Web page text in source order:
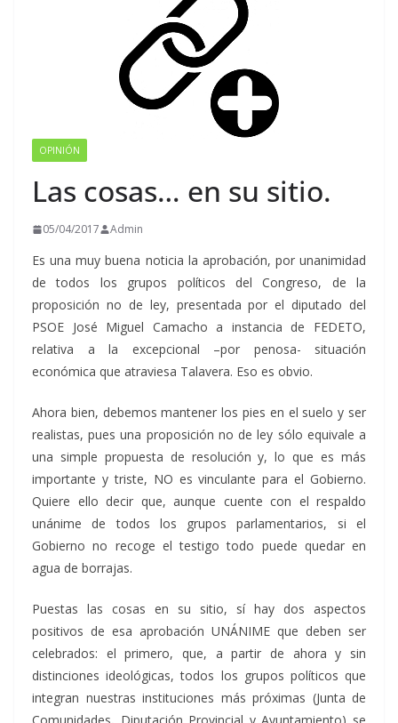
OPINIÓN
Las cosas… en su sitio.
05/04/2017 Admin
Es una muy buena noticia la aprobación, por unanimidad
de todos los grupos políticos del Congreso, de la
proposición no de ley, presentada por el diputado del
PSOE José Miguel Camacho a instancia de FEDETO,
relativa a la excepcional –por penosa- situación
económica que atraviesa Talavera. Eso es obvio.
Ahora bien, debemos mantener los pies en el suelo y ser
realistas, pues una proposición no de ley sólo equivale a
una simple propuesta de resolución y, lo que es más
importante y triste, NO es vinculante para el Gobierno.
Quiere ello decir que, aunque cuente con el respaldo
unánime de todos los grupos parlamentarios, si el
Gobierno no recoge el testigo todo puede quedar en
agua de borrajas.
Puestas las cosas en su sitio, sí hay dos aspectos
positivos de esa aprobación UNÁNIME que deben ser
celebrados: el primero, que, a partir de ahora y sin
distinciones ideológicas, todos los grupos políticos que
integran nuestras instituciones más próximas (Junta de